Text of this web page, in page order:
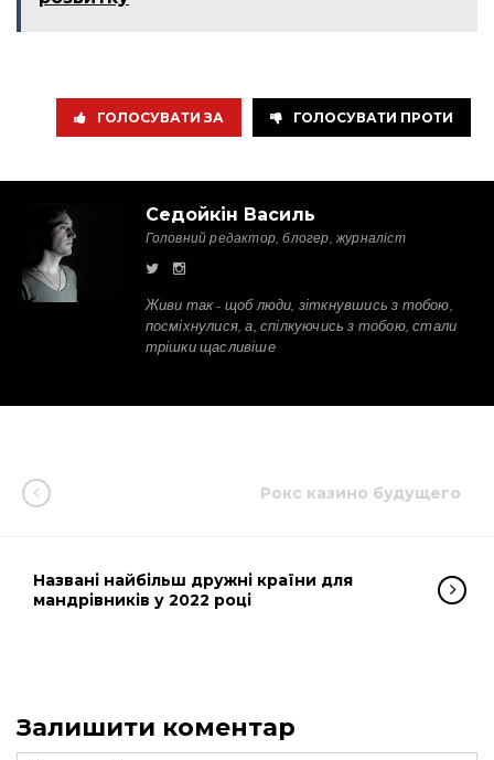
ГОЛОСУВАТИ ЗА ГОЛОСУВАТИ ПРОТИ
Седойкін Василь
Головний редактор, блогер, журналіст
Живи так - щоб люди, зіткнувшись з тобою,
посміхнулися, а, спілкуючись з тобою, стали
трішки щасливіше
Рокс казино будущего
Названі найбільш дружні країни для
мандрівників у 2022 році
Залишити коментар